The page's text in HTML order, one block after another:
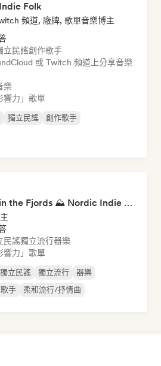
Folk
頻道, 廠牌, 歌單音樂博主
立民謠創作歌手
或 Twitch 頻道上分享音樂
樂
響力」歌單
獨立民謠 創作歌手
Roadtrip in the Fjords ⛰️ Nordic Indie Folk & Singer-Songwriter
民謠獨立流行器樂
響力」歌單
獨立民謠 獨立流行
器樂
手 柔和流行/抒情曲